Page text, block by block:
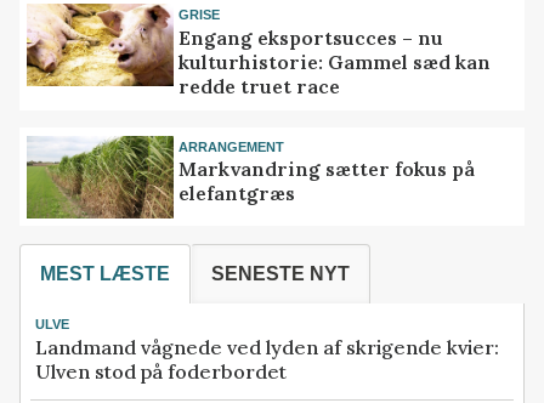
GRISE
Engang eksportsucces – nu
kulturhistorie: Gammel sæd kan
redde truet race
ARRANGEMENT
Markvandring sætter fokus på
elefantgræs
MEST LÆSTE SENESTE NYT
ULVE
Landmand vågnede ved lyden af skrigende kvier:
Ulven stod på foderbordet